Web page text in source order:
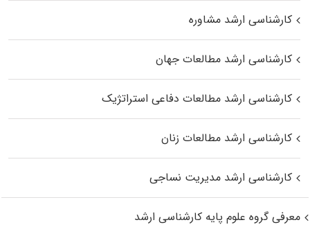
کارشناسی ارشد مشاوره
کارشناسی ارشد مطالعات جهان
کارشناسی ارشد مطالعات دفاعی استراتژیک
کارشناسی ارشد مطالعات زنان
کارشناسی ارشد مدیریت نساجی
معرفی گروه علوم پایه کارشناسی ارشد